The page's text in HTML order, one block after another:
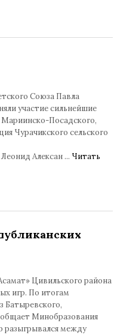
Союза Павла
участие сильнейшие
Мариинско-Посадского,
Чурачикского сельского
Алексан ... Читать
Цивильского района
игр. По итогам
Батыревского,
Минобразования
разыгрывался между